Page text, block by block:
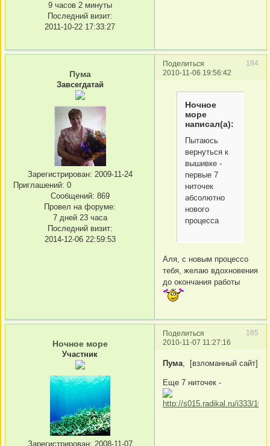
9 часов 2 минуты
Последний визит:
2011-10-22 17:33:27
Поделиться
184
2010-11-06 19:56:42
Пума
Завсегдатай
Зарегистрирован: 2009-11-24
Приглашений: 0
Сообщений: 869
Провел на форуме:
7 дней 23 часа
Последний визит:
2014-12-06 22:59:53
Ночное
море
написал(а):
Пытаюсь
вернуться к
вышивке -
первые 7
ниточек
абсолютно
нового
процесса
Аля, с новым процессо
тебя, желаю вдохновения
до окончания работы
Поделиться
185
2010-11-07 11:27:16
Ночное море
Участник
Зарегистрирован: 2008-11-07
Пума, [взломанный сайт]
Еще 7 ниточек -